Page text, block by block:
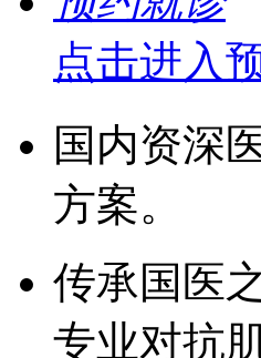
点击进入
国内资深
方案。
传承国医
专业对抗